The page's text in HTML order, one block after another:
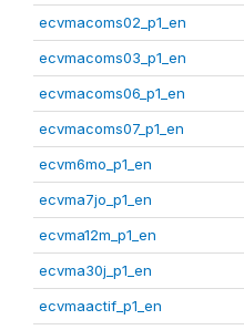
ecvmacoms02_p1_en
ecvmacoms03_p1_en
ecvmacoms06_p1_en
ecvmacoms07_p1_en
ecvm6mo_p1_en
ecvma7jo_p1_en
ecvma12m_p1_en
ecvma30j_p1_en
ecvmaactif_p1_en